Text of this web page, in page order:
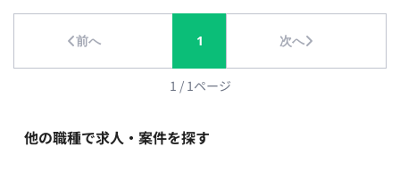
善】 AIツール等を活用したマーケティング業務の改善。 ■ 働き
方 ・ 稼働量：週5日 ・ リモート稼働：一部リモート（週に1度
前へ 1 次へ
1 / 1ページ
他の職種で求人・案件を探す